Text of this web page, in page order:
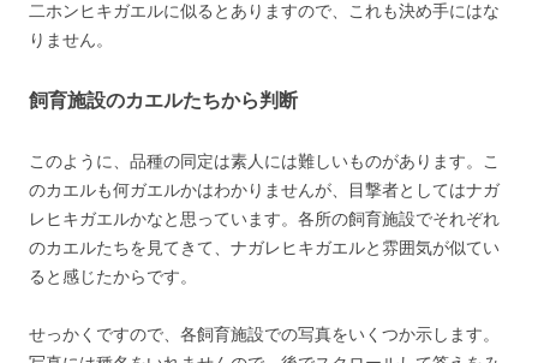
二ホンヒキガエルに似るとありますので、これも決め手にはな
りません。
飼育施設のカエルたちから判断
このように、品種の同定は素人には難しいものがあります。こ
のカエルも何ガエルかはわかりませんが、目撃者としてはナガ
レヒキガエルかなと思っています。各所の飼育施設でそれぞれ
のカエルたちを見てきて、ナガレヒキガエルと雰囲気が似てい
ると感じたからです。
せっかくですので、各飼育施設での写真をいくつか示します。